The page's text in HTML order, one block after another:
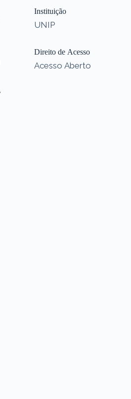
Instituição
UNIP
Direito de Acesso
Acesso Aberto